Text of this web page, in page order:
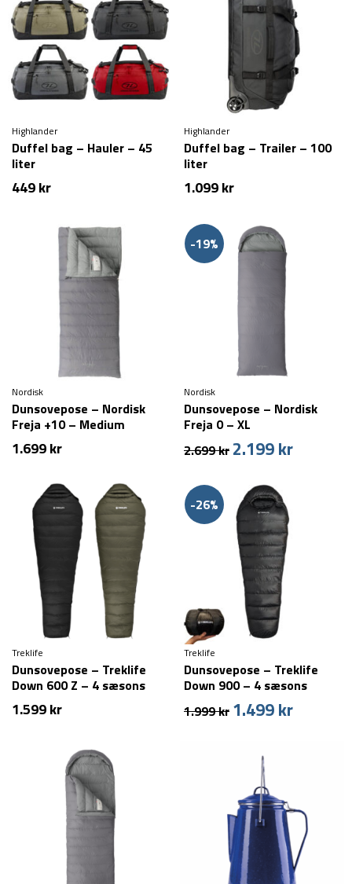
Highlander
Duffel bag – Hauler – 45
liter
449kr
Highlander
Duffel bag – Trailer – 100
liter
1.099kr
Nordisk
Dunsovepose – Nordisk
Freja +10 – Medium
1.699kr
-19%
Nordisk
Dunsovepose – Nordisk
Freja 0 – XL
2.699kr Den
pris
var:
2.699 kr.
2.199krDen
Treklife
Dunsovepose – Treklife
Down 600 Z – 4 sæsons
1.599kr
-26%
Treklife
Dunsovepose – Treklife
Down 900 – 4 sæsons
1.999kr Den
1.999 kr.
1.499krDen